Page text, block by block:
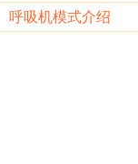
呼吸机模式介绍